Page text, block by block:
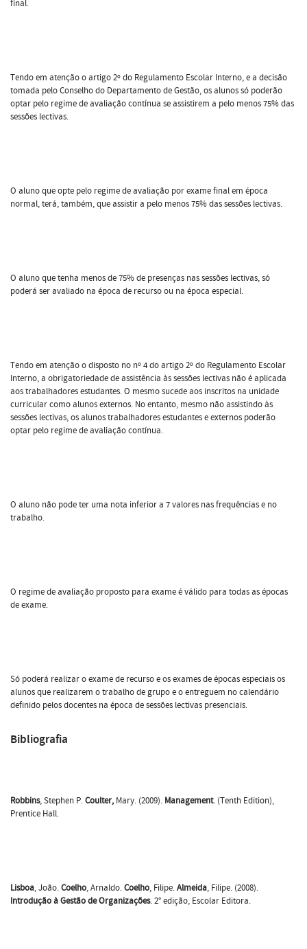
final.
Tendo em atenção o artigo 2º do Regulamento Escolar Interno, e a decisão
tomada pelo Conselho do Departamento de Gestão, os alunos só poderão
optar pelo regime de avaliação contínua se assistirem a pelo menos 75% das
sessões lectivas.
O aluno que opte pelo regime de avaliação por exame final em época
normal, terá, também, que assistir a pelo menos 75% das sessões lectivas.
O aluno que tenha menos de 75% de presenças nas sessões lectivas, só
poderá ser avaliado na época de recurso ou na época especial.
Tendo em atenção o disposto no nº 4 do artigo 2º do Regulamento Escolar
Interno, a obrigatoriedade de assistência às sessões lectivas não é aplicada
aos trabalhadores estudantes. O mesmo sucede aos inscritos na unidade
curricular como alunos externos. No entanto, mesmo não assistindo às
sessões lectivas, os alunos trabalhadores estudantes e externos poderão
optar pelo regime de avaliação contínua.
O aluno não pode ter uma nota inferior a 7 valores nas frequências e no
trabalho.
O regime de avaliação proposto para exame é válido para todas as épocas
de exame.
Só poderá realizar o exame de recurso e os exames de épocas especiais os
alunos que realizarem o trabalho de grupo e o entreguem no calendário
definido pelos docentes na época de sessões lectivas presenciais.
Bibliografia
Robbins, Stephen P.Coulter, Mary. (2009). Management. (Tenth Edition),
Prentice Hall.
Lisboa, João.Coelho, Arnaldo.Coelho, Filipe.Almeida, Filipe. (2008).
Introdução à Gestão de Organizações. 2° edição, Escolar Editora.